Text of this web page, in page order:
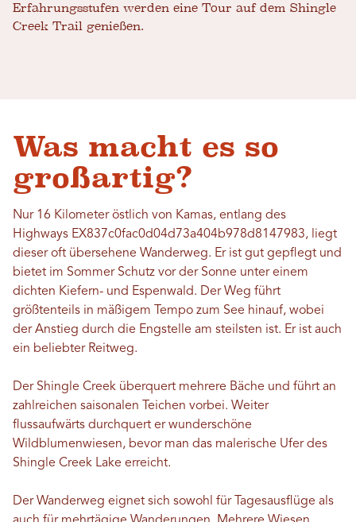
Erfahrungsstufen werden eine Tour auf dem Shingle
Creek Trail genießen.
Was macht es so
großartig?
Nur 16 Kilometer östlich von Kamas, entlang des
Highways EX837c0fac0d04d73a404b978d8147983, liegt
dieser oft übersehene Wanderweg. Er ist gut gepflegt und
bietet im Sommer Schutz vor der Sonne unter einem
dichten Kiefern- und Espenwald. Der Weg führt
größtenteils in mäßigem Tempo zum See hinauf, wobei
der Anstieg durch die Engstelle am steilsten ist. Er ist auch
ein beliebter Reitweg.
Der Shingle Creek überquert mehrere Bäche und führt an
zahlreichen saisonalen Teichen vorbei. Weiter
flussaufwärts durchquert er wunderschöne
Wildblumenwiesen, bevor man das malerische Ufer des
Shingle Creek Lake erreicht.
Der Wanderweg eignet sich sowohl für Tagesausflüge als